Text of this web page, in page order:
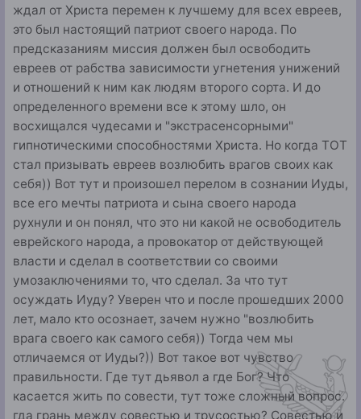
ждал от Христа перемен к лучшему для всех евреев,
это был настоящий патриот своего народа. По
предсказаниям миссия должен был освободить
евреев от рабства зависимости угнетения унижений
и отношений к ним как людям второго сорта. И до
определенного времени все к этому шло, он
восхищался чудесами и "экстрасенсорными"
гипнотическими способностями Христа. Но когда ТОТ
стал призывать евреев возлюбить врагов своих как
себя)) Вот тут и произошел перелом в сознании Иуды,
все его мечты патриота и сына своего народа
рухнули и он понял, что это ни какой не освободитель
еврейского народа, а провокатор от действующей
власти и сделал в соответствии со своими
умозаключениями то, что сделал. За что тут
осуждать Иуду? Уверен что и после прошедших 2000
лет, мало кто осознает, зачем нужно "возлюбить
врага своего как самого себя)) Тогда чем мы
отличаемся от Иуды?)) Вот такое вот чувство
правильности. Где тут дьявол а где Бог? Что
касается жить по совести, тут тоже сложный вопрос.
гда грань между совестью и трусостью? Совестью и